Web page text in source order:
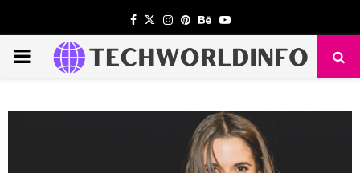
Facebook
TwitterInstagram
PinterestBehanceYoutube
PRIMARY